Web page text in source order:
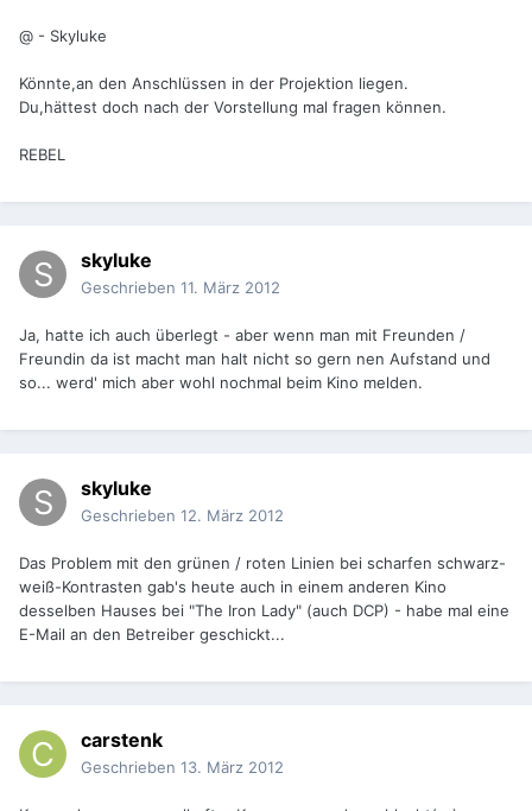
@ - Skyluke
Könnte,an den Anschlüssen in der Projektion liegen.
Du,hättest doch nach der Vorstellung mal fragen können.
REBEL
skyluke
Geschrieben 11. März 2012
Ja, hatte ich auch überlegt - aber wenn man mit Freunden /
Freundin da ist macht man halt nicht so gern nen Aufstand und
so... werd' mich aber wohl nochmal beim Kino melden.
skyluke
Geschrieben 12. März 2012
Das Problem mit den grünen / roten Linien bei scharfen schwarz-
weiß-Kontrasten gab's heute auch in einem anderen Kino
desselben Hauses bei "The Iron Lady" (auch DCP) - habe mal eine
E-Mail an den Betreiber geschickt...
carstenk
Geschrieben 13. März 2012